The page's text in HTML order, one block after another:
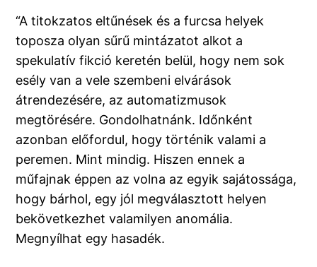
“A titokzatos eltűnések és a furcsa helyek
toposza olyan sűrű mintázatot alkot a
spekulatív fikció keretén belül, hogy nem sok
esély van a vele szembeni elvárások
átrendezésére, az automatizmusok
megtörésére. Gondolhatnánk. Időnként
azonban előfordul, hogy történik valami a
peremen. Mint mindig. Hiszen ennek a
műfajnak éppen az volna az egyik sajátossága,
hogy bárhol, egy jól megválasztott helyen
bekövetkezhet valamilyen anomália.
Megnyílhat egy hasadék.